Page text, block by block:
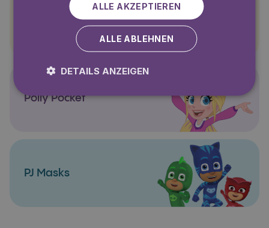
Pettersson und Findus
Polly Pocket
PJ Masks
ALLE AKZEPTIEREN
ALLE ABLEHNEN
DETAILS ANZEIGEN